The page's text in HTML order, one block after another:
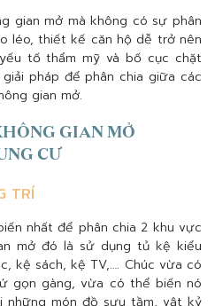
gian mở mà không có sự phân
léo, thiết kế căn hộ dễ trở nên
tố thẩm mỹ và bố cục chặt
pháp để phân chia giữa các
gian mở.
GIAN MỞ
CƯ
TRÍ
nhất để phân chia 2 khu vực
mở đó là sử dụng tủ kệ kiểu
kệ sách, kệ TV,…. Chúc vừa có
gọn gàng, vừa có thể biến nó
những món đồ sưu tầm, vật kỷ